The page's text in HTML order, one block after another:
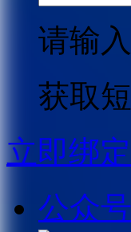
请输
获取
立即绑定
公众号